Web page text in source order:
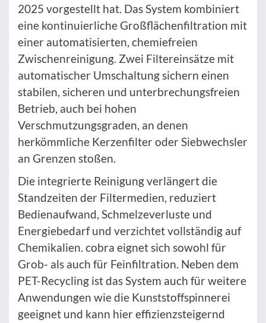
2025 vorgestellt hat. Das System kombiniert
eine kontinuierliche Großflächenfiltration mit
einer automatisierten, chemiefreien
Zwischenreinigung. Zwei Filtereinsätze mit
automatischer Umschaltung sichern einen
stabilen, sicheren und unterbrechungsfreien
Betrieb, auch bei hohen
Verschmutzungsgraden, an denen
herkömmliche Kerzenfilter oder Siebwechsler
an Grenzen stoßen.
Die integrierte Reinigung verlängert die
Standzeiten der Filtermedien, reduziert
Bedienaufwand, Schmelzeverluste und
Energiebedarf und verzichtet vollständig auf
Chemikalien. cobra eignet sich sowohl für
Grob- als auch für Feinfiltration. Neben dem
PET-Recycling ist das System auch für weitere
Anwendungen wie die Kunststoffspinnerei
geeignet und kann hier effizienzsteigernd